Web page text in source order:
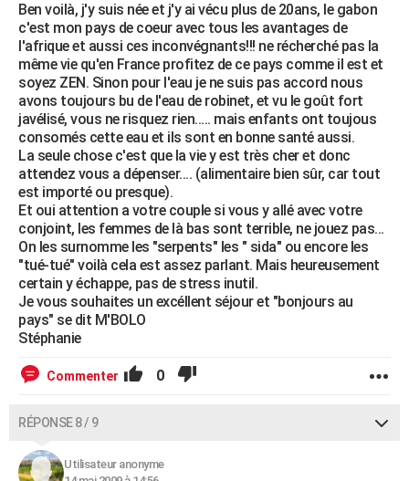
Ben voilà, j'y suis née et j'y ai vécu plus de 20ans, le gabon
c'est mon pays de coeur avec tous les avantages de
l'afrique et aussi ces inconvégnants!!! ne récherché pas la
même vie qu'en France profitez de ce pays comme il est et
soyez ZEN. Sinon pour l'eau je ne suis pas accord nous
avons toujours bu de l'eau de robinet, et vu le goût fort
javélisé, vous ne risquez rien..... mais enfants ont toujous
consomés cette eau et ils sont en bonne santé aussi.
La seule chose c'est que la vie y est très cher et donc
attendez vous a dépenser.... (alimentaire bien sûr, car tout
est importé ou presque).
Et oui attention a votre couple si vous y allé avec votre
conjoint, les femmes de là bas sont terrible, ne jouez pas...
On les surnomme les "serpents" les " sida" ou encore les
"tué-tué" voilà cela est assez parlant. Mais heureusement
certain y échappe, pas de stress inutil.
Je vous souhaites un excéllent séjour et "bonjours au
pays" se dit M'BOLO
Stéphanie
Commenter 0
RÉPONSE 8 / 9
Utilisateur anonyme